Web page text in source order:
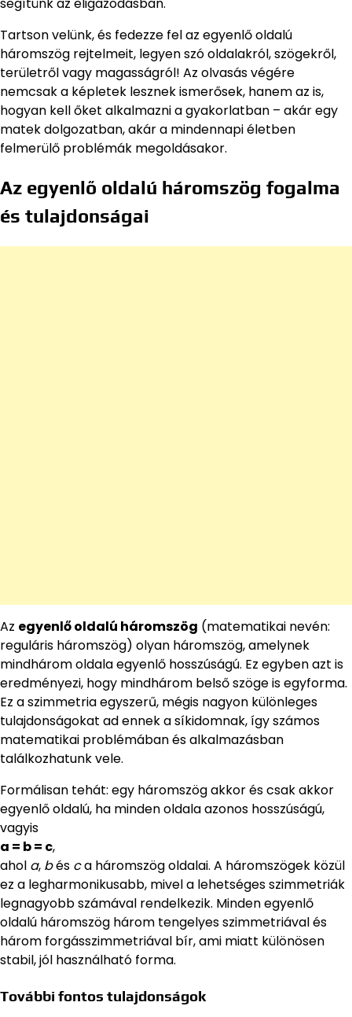
segítünk az eligazodásban.
Tartson velünk, és fedezze fel az egyenlő oldalú
háromszög rejtelmeit, legyen szó oldalakról, szögekről,
területről vagy magasságról! Az olvasás végére
nemcsak a képletek lesznek ismerősek, hanem az is,
hogyan kell őket alkalmazni a gyakorlatban – akár egy
matek dolgozatban, akár a mindennapi életben
felmerülő problémák megoldásakor.
Az egyenlő oldalú háromszög fogalma
és tulajdonságai
Az egyenlő oldalú háromszög (matematikai nevén:
reguláris háromszög) olyan háromszög, amelynek
mindhárom oldala egyenlő hosszúságú. Ez egyben azt is
eredményezi, hogy mindhárom belső szöge is egyforma.
Ez a szimmetria egyszerű, mégis nagyon különleges
tulajdonságokat ad ennek a síkidomnak, így számos
matematikai problémában és alkalmazásban
találkozhatunk vele.
Formálisan tehát: egy háromszög akkor és csak akkor
egyenlő oldalú, ha minden oldala azonos hosszúságú,
vagyis
a = b = c,
ahol a, bés ca háromszög oldalai. A háromszögek közül
ez a legharmonikusabb, mivel a lehetséges szimmetriák
legnagyobb számával rendelkezik. Minden egyenlő
oldalú háromszög három tengelyes szimmetriával és
három forgásszimmetriával bír, ami miatt különösen
stabil, jól használható forma.
További fontos tulajdonságok